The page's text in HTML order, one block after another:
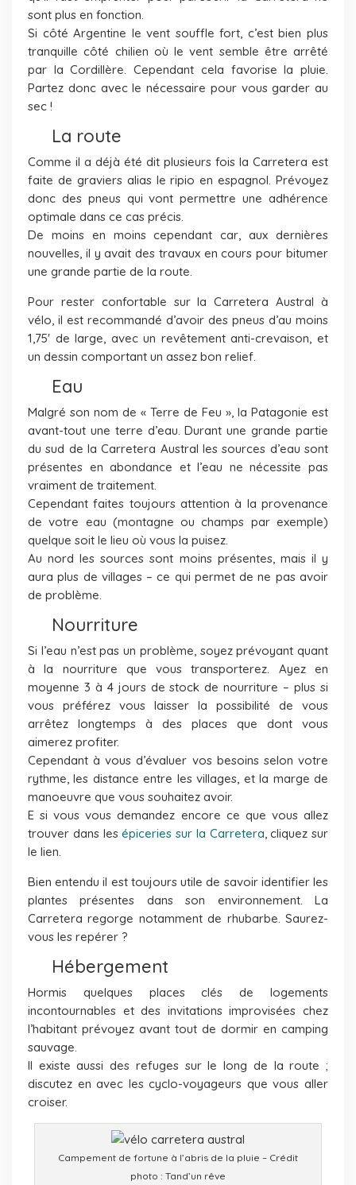
sont plus en fonction.
Si côté Argentine le vent souffle fort, c’est bien plus
tranquille côté chilien où le vent semble être arrêté
par la Cordillère. Cependant cela favorise la pluie.
Partez donc avec le nécessaire pour vous garder au
sec !
La route
Comme il a déjà été dit plusieurs fois la Carretera est
faite de graviers alias le ripio en espagnol. Prévoyez
donc des pneus qui vont permettre une adhérence
optimale dans ce cas précis.
De moins en moins cependant car, aux dernières
nouvelles, il y avait des travaux en cours pour bitumer
une grande partie de la route.
Pour rester confortable sur la Carretera Austral à
vélo, il est recommandé d’avoir des pneus d’au moins
1,75′ de large, avec un revêtement anti-crevaison, et
un dessin comportant un assez bon relief.
Eau
Malgré son nom de « Terre de Feu », la Patagonie est
avant-tout une terre d’eau. Durant une grande partie
du sud de la Carretera Austral les sources d’eau sont
présentes en abondance et l’eau ne nécessite pas
vraiment de traitement.
Cependant faites toujours attention à la provenance
de votre eau (montagne ou champs par exemple)
quelque soit le lieu où vous la puisez.
Au nord les sources sont moins présentes, mais il y
aura plus de villages – ce qui permet de ne pas avoir
de problème.
Nourriture
Si l’eau n’est pas un problème, soyez prévoyant quant
à la nourriture que vous transporterez. Ayez en
moyenne 3 à 4 jours de stock de nourriture – plus si
vous préférez vous laisser la possibilité de vous
arrêtez longtemps à des places que dont vous
aimerez profiter.
Cependant à vous d’évaluer vos besoins selon votre
rythme, les distance entre les villages, et la marge de
manoeuvre que vous souhaitez avoir.
E si vous vous demandez encore ce que vous allez
trouver dans lesépiceries sur la Carretera, cliquez sur
le lien.
Bien entendu il est toujours utile de savoir identifier les
plantes présentes dans son environnement. La
Carretera regorge notamment de rhubarbe. Saurez-
vous les repérer ?
Hébergement
Hormis quelques places clés de logements
incontournables et des invitations improvisées chez
l’habitant prévoyez avant tout de dormir en camping
sauvage.
Il existe aussi des refuges sur le long de la route ;
discutez en avec les cyclo-voyageurs que vous aller
croiser.
Campement de fortune à l’abris de la pluie – Crédit
photo : Tand’un rêve